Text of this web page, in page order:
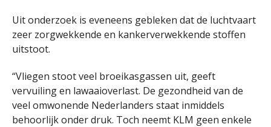
Uit onderzoek is eveneens gebleken dat de luchtvaart
zeer zorgwekkende en kankerverwekkende stoffen
uitstoot.
“Vliegen stoot veel broeikasgassen uit, geeft
vervuiling en lawaaioverlast. De gezondheid van de
veel omwonende Nederlanders staat inmiddels
behoorlijk onder druk. Toch neemt KLM geen enkele